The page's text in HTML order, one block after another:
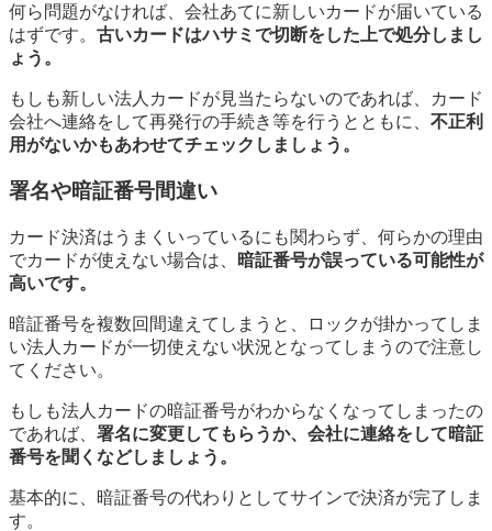
何ら問題がなければ、会社あてに新しいカードが届いている
はずです。 古いカードはハサミで切断をした上で処分しまし
ょう。
もしも新しい法人カードが見当たらないのであれば、カード
会社へ連絡をして再発行の手続き等を行うとともに、 不正利
用がないかもあわせてチェックしましょう。
署名や暗証番号間違い
カード決済はうまくいっているにも関わらず、何らかの理由
でカードが使えない場合は、
暗証番号が誤っている可能性が
高いです。
暗証番号を複数回間違えてしまうと、ロックが掛かってしま
い法人カードが一切使えない状況となってしまうので注意し
てください。
もしも法人カードの暗証番号がわからなくなってしまったの
であれば、 署名に変更してもらうか、会社に連絡をして暗証
番号を聞くなどしましょう。
基本的に、暗証番号の代わりとしてサインで決済が完了しま
す。